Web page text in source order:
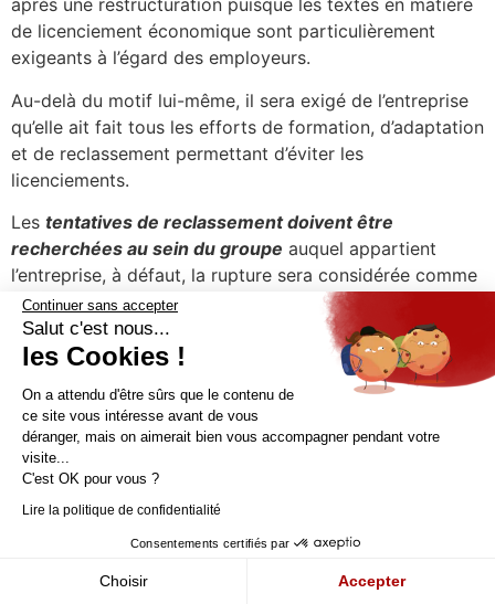
après une restructuration puisque les textes en matière
de licenciement économique sont particulièrement
exigeants à l’égard des employeurs.
Au-delà du motif lui-même, il sera exigé de l’entreprise
qu’elle ait fait tous les efforts de formation, d’adaptation
et de reclassement permettant d’éviter les
licenciements.
Les tentatives de reclassement doivent être
recherchées au sein du groupe auquel appartient
l’entreprise, à défaut, la rupture sera considérée comme
abusive.
De surcroît, il convient de noter que dès lors que sont
envisagées plus de neuf licenciements sur une même
période de 30 jours et que l’entreprise compte plus de
50 salariés, un plan de sauvegarde de l’emploi doit
obligatoirement être mis en place.
Il est à souligner que les
la charge des employeurs des obligations telles
qu’elles sont extrêmement difficiles à remplir et la
remise en cause des licenciements est décidée de
Continuer sans accepter
Salut c'est nous...
les Cookies !
On a attendu d'être sûrs que le contenu de
ce site vous intéresse avant de vous
déranger, mais on aimerait bien vous accompagner pendant votre
visite...
C'est OK pour vous ?
Lire la politique de confidentialité
Consentements certifiés par
Choisir Accepter